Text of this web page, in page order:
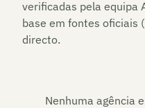
verificadas pela equipa
base em fontes oficiais
directo.
Nenhuma agência